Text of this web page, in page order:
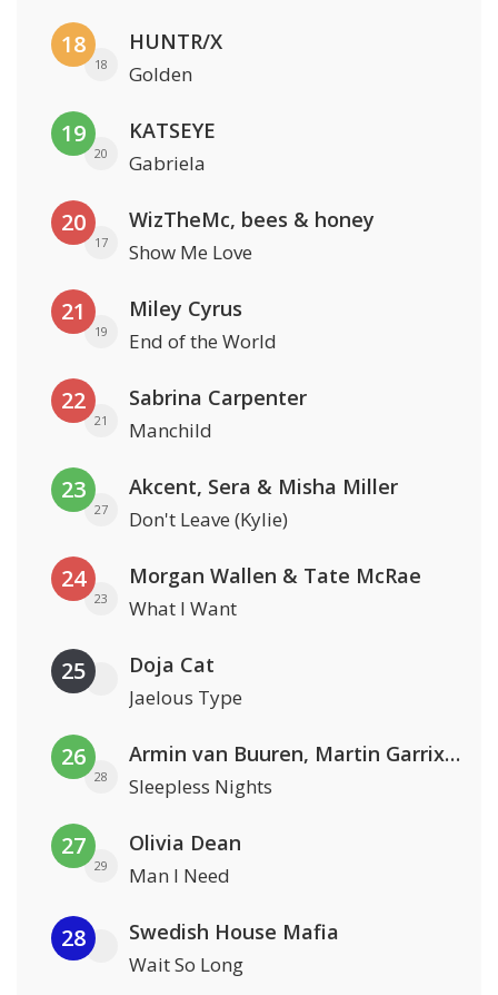
18
18
HUNTR/X
Golden
19
20
KATSEYE
Gabriela
20
17
WizTheMc, bees & honey
Show Me Love
21
19
Miley Cyrus
End of the World
22
21
Sabrina Carpenter
Manchild
23
27
Akcent, Sera & Misha Miller
Don't Leave (Kylie)
24
23
Morgan Wallen & Tate McRae
What I Want
25 Doja Cat
Jaelous Type
26
28
Armin van Buuren, Martin Garrix & Libby Whitehouse
Sleepless Nights
27
29
Olivia Dean
Man I Need
28 Swedish House Mafia
Wait So Long